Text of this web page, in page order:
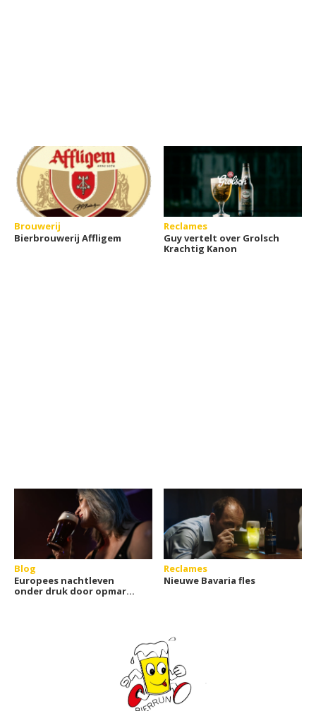
Brouwerij
Bierbrouwerij Affligem
Reclames
Guy vertelt over Grolsch
Krachtig Kanon
Blog
Europees nachtleven
onder druk door opmars
Reclames
Nieuwe Bavaria fles